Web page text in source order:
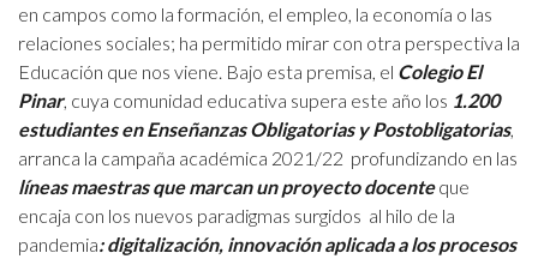
en campos como la formación, el empleo, la economía o las
relaciones sociales; ha permitido mirar con otra perspectiva la
Educación que nos viene. Bajo esta premisa, el Colegio El
Pinar, cuya comunidad educativa supera este año los 1.200
estudiantes en Enseñanzas Obligatorias y Postobligatorias,
arranca la campaña académica 2021/22 profundizando en las
líneas maestras que marcan un proyecto docenteque
encaja con los nuevos paradigmas surgidos al hilo de la
pandemia: digitalización, innovación aplicada a los procesos